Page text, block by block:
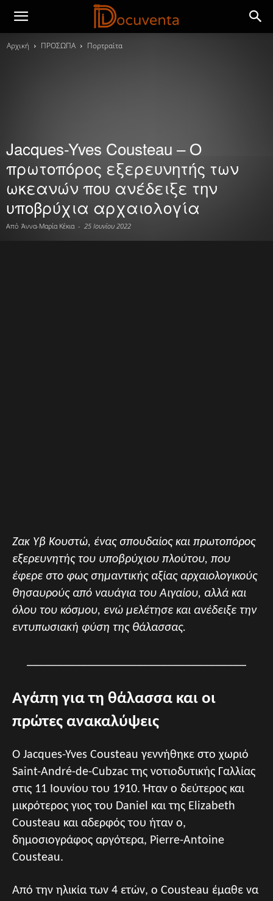
Αρχική ΠΡΟΣΩΠΑ Πορτραίτα
Jacques-Yves Cousteau – Ο
πρωτοπόρος εξερευνητής των
ωκεανών που ανέδειξε την
υποβρύχια αρχαιολογία
Από Άννα-Μαρία Κέκια - 25 Ιουνίου 2022
Ζακ Υβ Κουστώ, ένας σπουδαίος και πρωτοπόρος
εξερευνητής του υποβρύχιου πλούτου, που
έφερε στο φως σημαντικής αξίας αρχαιολογικούς
θησαυρούς από ναυάγια του Αιγαίου, αλλά και
όλου του κόσμου, ενώ μελέτησε και ανέδειξε την
εντυπωσιακή φύση της θάλασσας.
Αγάπη για τη θάλασσα και οι
πρώτες ανακαλύψεις
Ο Jacques-Yves Cousteau γεννήθηκε στο χωριό
Saint-André-de-Cubzac της νοτιοδυτικής Γαλλίας
στις 11 Ιουνίου του 1910. Ήταν ο δεύτερος και
μικρότερος γιος του Daniel και της Elizabeth
Cousteau και αδερφός του ήταν ο,
δημοσιογράφος αργότερα, Pierre-Antoine
Cousteau.
Από την ηλικία των 4 ετών, ο Cousteau έμαθε να